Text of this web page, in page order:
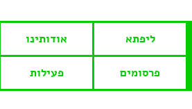
ליפתא אודותינו
פרסומים פעילות